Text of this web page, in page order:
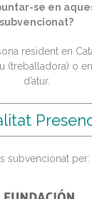
se en
subvencionat?
resident en
(treballadora) o
d’atur.
subvencionat per: